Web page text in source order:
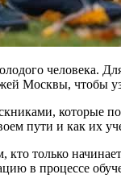
человека.
Москвы, чтобы
которые
пути и как их
только
в процессе